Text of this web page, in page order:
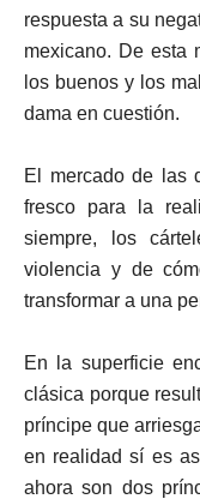
respuesta a su
mexicano. De esta
los buenos y los
dama en cuestión.
El mercado de las
fresco para la
siempre, los
violencia y de
transformar a una
En la superficie
clásica porque
príncipe que
en realidad sí es
ahora son dos